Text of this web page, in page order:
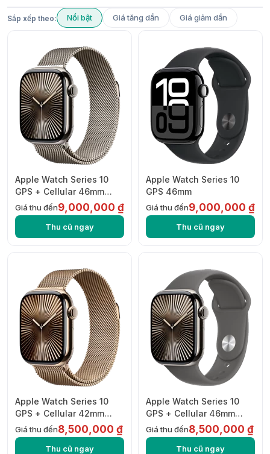
Sắp xếp theo: Nổi bật Giá tăng dần Giá giảm dần
Apple Watch Series 10
GPS + Cellular 46mm
Titanium with Milanese
Loop
Giá thu đến9,000,000 ₫
Thu cũ ngay
Apple Watch Series 10
GPS 46mm
Giá thu đến9,000,000 ₫
Thu cũ ngay
Apple Watch Series 10
GPS + Cellular 42mm
Titanium with Milanese
Loop
Giá thu đến8,500,000 ₫
Thu cũ ngay
Apple Watch Series 10
GPS + Cellular 46mm
Titanium with Sport Band
Giá thu đến8,500,000 ₫
Thu cũ ngay